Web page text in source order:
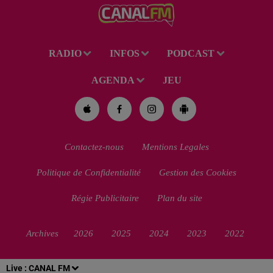
Live : CANAL FM
pour homicide...
RADIO INFOS PODCAST
AGENDA JEU
Contactez-nous Mentions Legales
Politique de Confidentialité Gestion des Cookies
Régie Publicitaire Plan du site
Archives 2026 2025 2024 2023 2022